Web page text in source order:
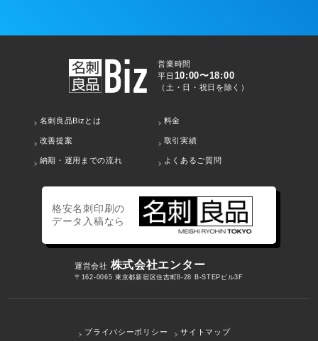
営業時間
平日 10:00〜18:00
（土・日・祝日を除く）
名刺良品Bizとは 料金
改善提案 取引実績
納期・運用までの流れ よくあるご質問
格安名刺印刷の
データ入稿なら
運営会社 株式会社エンター
〒162-0065 東京都新宿区住吉町8-28 B-STEPビル3F
プライバシーポリシー サイトマップ